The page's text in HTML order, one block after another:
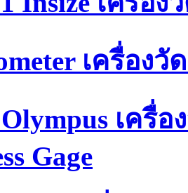
เครื่อง
เครื่
Gage